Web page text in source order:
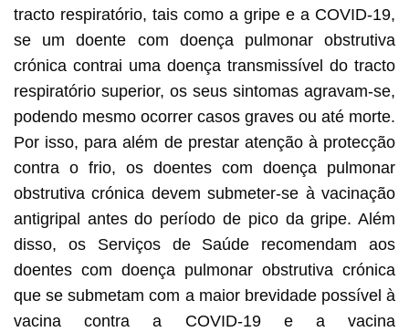
tracto respiratório, tais como a gripe e a COVID-19,
se um doente com doença pulmonar obstrutiva
crónica contrai uma doença transmissível do tracto
respiratório superior, os seus sintomas agravam-se,
podendo mesmo ocorrer casos graves ou até morte.
Por isso, para além de prestar atenção à protecção
contra o frio, os doentes com doença pulmonar
obstrutiva crónica devem submeter-se à vacinação
antigripal antes do período de pico da gripe. Além
disso, os Serviços de Saúde recomendam aos
doentes com doença pulmonar obstrutiva crónica
que se submetam com a maior brevidade possível à
vacina contra a COVID-19 e a vacina